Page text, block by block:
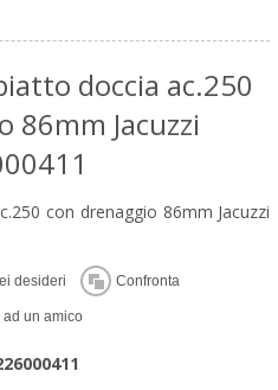
doccia ac.250
86mm Jacuzzi
con drenaggio 86mm Jacuzzi